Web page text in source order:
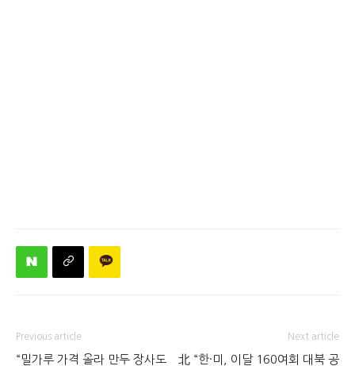
Previous article
“밀가루 가격 올라 만두 장사도
Next article
北 “한·미, 이달 160여회 대북 공